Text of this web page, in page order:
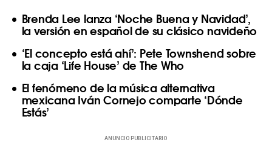
Brenda Lee lanza ‘Noche Buena y Navidad’,
la versión en español de su clásico navideño
‘El concepto está ahí’: Pete Townshend sobre
la caja ‘Life House’ de The Who
El fenómeno de la música alternativa
mexicana Iván Cornejo comparte ‘Dónde
Estás’
ANUNCIO PUBLICITARIO